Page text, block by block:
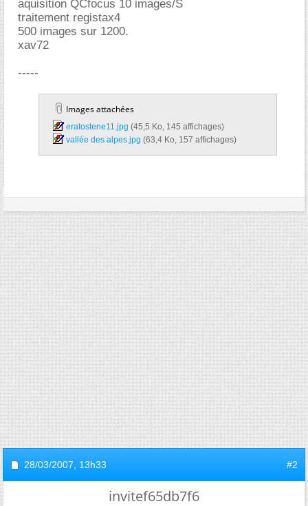
aquisition QCfocus 10 images/S
traitement registax4
500 images sur 1200.
xav72
-----
Images attachées
eratostene11.jpg‎ (45,5 Ko, 145 affichages)
vallée des alpes.jpg‎ (63,4 Ko, 157 affichages)
28/03/2007, 13h33 #2
invitef65db7f6